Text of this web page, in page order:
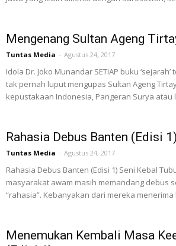
Mengenang Sultan Ageng
Tuntas Media - Agustus 24, 2017
Idola Dr. Joko Munandar SETIAP buku
tak pernah luput mengupas Sultan Ageng
kepustakaan Indonesia, Pangeran Surya atau
Rahasia Debus Banten (Edisi 1)
Tuntas Media - Agustus 24, 2017
Rahasia Debus Banten (Edisi 1) Seni Kebal
masyarakat awam masih memandang debus
“rahasia”. Kebanyakan dari mereka menerima
Menemukan Kembali Masa